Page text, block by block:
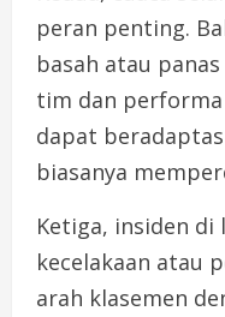
peran penting.
basah atau
tim dan performa
dapat
biasanya
Ketiga, insiden
kecelakaan atau
arah klasemen